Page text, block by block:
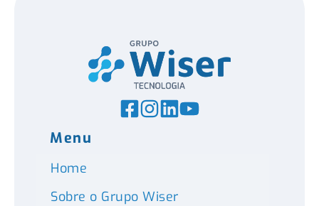
Menu
Home
Sobre o Grupo Wiser